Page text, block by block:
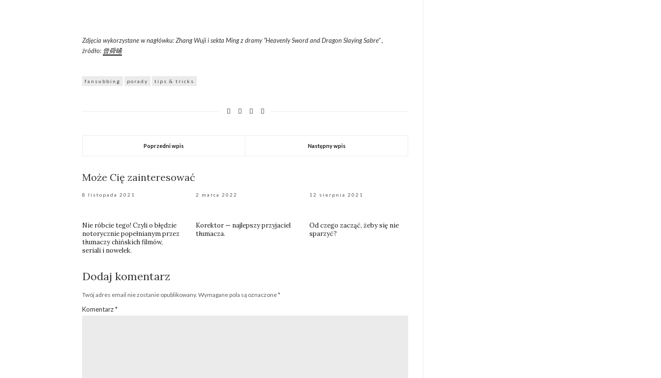
Zdjęcia wykorzystane w nagłówku: Zhang Wuji i sekta Ming z dramy “Heavenly Sword and Dragon Slaying Sabre” ,
źródło: 曾舜晞
fansubbing porady tips & tricks
Poprzedni wpis Następny wpis
Może Cię zainteresować
8 listopada 2021
Nie róbcie tego! Czyli o błędzie
notorycznie popełnianym przez
tłumaczy chińskich filmów,
seriali i nowelek.
2 marca 2022
Korektor — najlepszy przyjaciel
tłumacza.
12 sierpnia 2021
Od czego zacząć, żeby się nie
sparzyć?
Dodaj komentarz
Twój adres email nie zostanie opublikowany. Wymagane pola są oznaczone*
Komentarz*